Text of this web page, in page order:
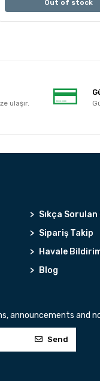
Out of stock
ulaşır.
Sıkça
Sipariş Takip
Havale
Blog
announcements and
Send